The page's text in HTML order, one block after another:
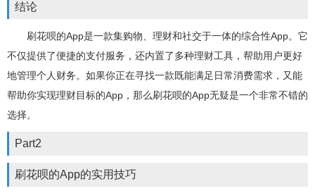
结论
刷花呗的App是一款集购物、理财和社交于一体的综合性App。它
不仅提供了便捷的支付服务，还内置了多种理财工具，帮助用户更好
地管理个人财务。如果你正在寻找一款既能满足日常消费需求，又能
帮助你实现理财目标的App，那么刷花呗的App无疑是一个非常不错的
选择。
Part2
刷花呗的App的实用技巧